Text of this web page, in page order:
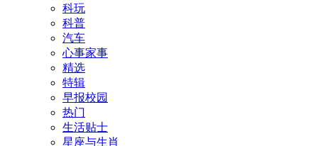
科玩
科普
汽车
心事家事
精选
特辑
早报校园
热门
生活贴士
星座与生肖